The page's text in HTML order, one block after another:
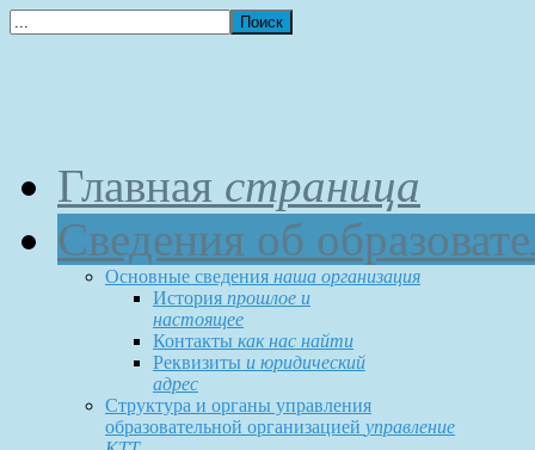
Главная страница
Сведения об
Основные сведения наша организация
История прошлое и
настоящее
Контакты как нас найти
Реквизиты и юридический
адрес
Структура и органы управления
образовательной организацией управление